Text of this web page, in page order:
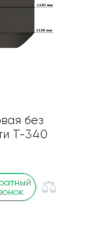
без
Т-340